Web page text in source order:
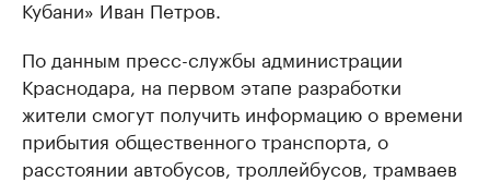
Кубани» Иван Петров.
По данным пресс-службы администрации
Краснодара, на первом этапе разработки
жители смогут получить информацию о времени
прибытия общественного транспорта, о
расстоянии автобусов, троллейбусов, трамваев